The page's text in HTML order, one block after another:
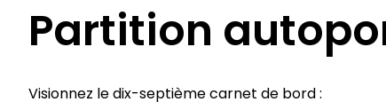
Partition
Visionnez le dix-septième carnet de bord :